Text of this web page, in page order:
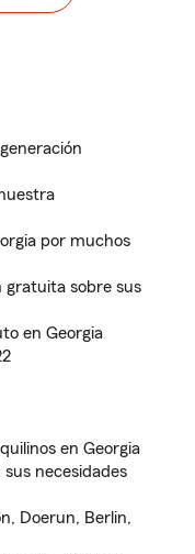
por muchos
gratuita sobre sus
en Georgia
en Georgia
necesidades
Doerun, Berlin,